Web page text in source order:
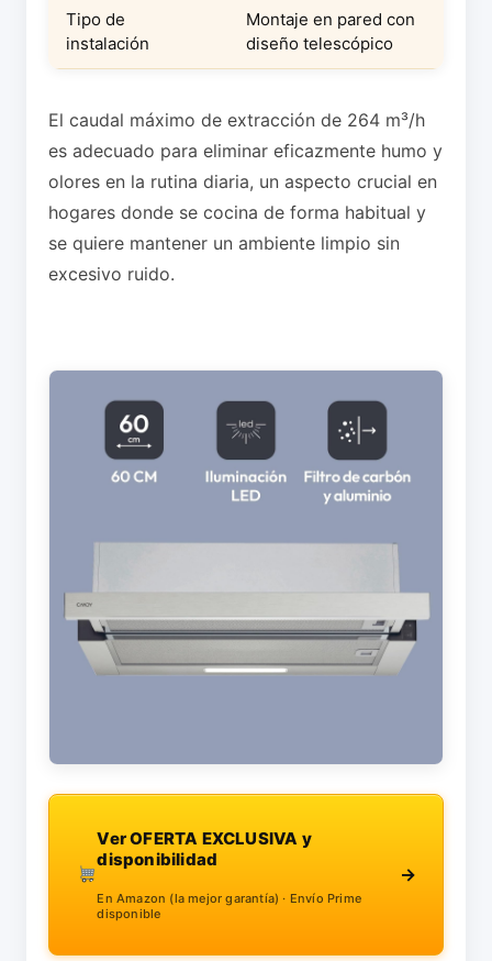
Tipo de
instalación
Montaje en pared con
diseño telescópico
El caudal máximo de extracción de 264 m³/h
es adecuado para eliminar eficazmente humo y
olores en la rutina diaria, un aspecto crucial en
hogares donde se cocina de forma habitual y
se quiere mantener un ambiente limpio sin
excesivo ruido.
Ver OFERTA EXCLUSIVA y
disponibilidad
En Amazon (la mejor garantía) · Envío Prime
disponible
→